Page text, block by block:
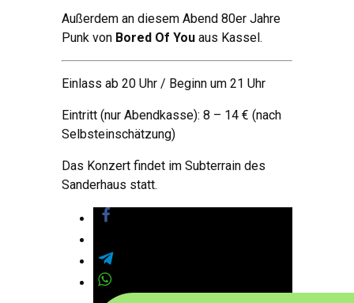
Außerdem an diesem Abend 80er Jahre
Punk von Bored Of You aus Kassel.
Einlass ab 20 Uhr / Beginn um 21 Uhr
Eintritt (nur Abendkasse): 8 – 14 € (nach
Selbsteinschätzung)
Das Konzert findet im Subterrain des
Sanderhaus statt.